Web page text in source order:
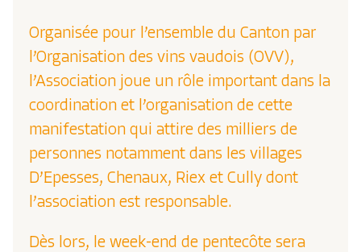
Organisée pour l’ensemble du Canton par
l’Organisation des vins vaudois (OVV),
l’Association joue un rôle important dans la
coordination et l’organisation de cette
manifestation qui attire des milliers de
personnes notamment dans les villages
D’Epesses, Chenaux, Riex et Cully dont
l’association est responsable.
Dès lors, le week-end de pentecôte sera